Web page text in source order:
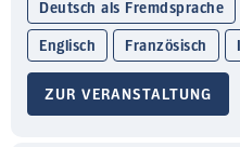
Deutsch als Fremdsprache
Englisch Französisch
ZUR VERANSTALTUNG